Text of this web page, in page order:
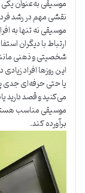
موسیقی به‌عنوان یکی
نقشی مهم در رشد
موسیقی نه تنها به
ارتباط با دیگران
شخصیتی و ذهنی
این روزها افراد
یا حتی حرفه‌ای جدی
می‌کنید و قصد دارید
موسیقی مناسب
برآورده کند.